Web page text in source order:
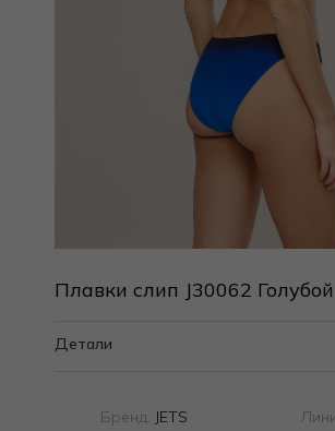
Плавки слип J30062 Голубой
Детали
Бренд: JETS